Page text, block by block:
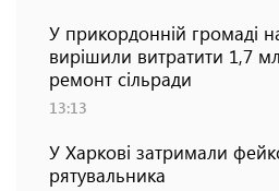
У прикордонній громаді
вирішили витратити 1,7
ремонт сільради
13:13
У Харкові затримали
рятувальника